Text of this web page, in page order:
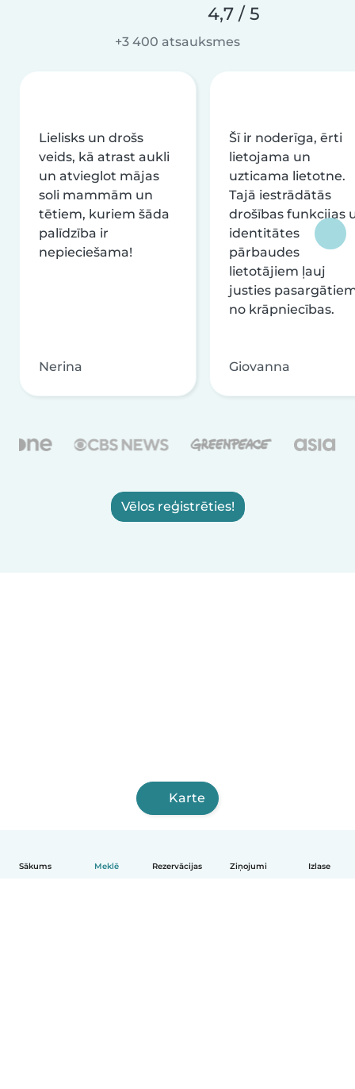
Sākums Meklē Rezervācijas Ziņojumi Izlase
4,7 / 5
+3 400 atsauksmes
Lielisks un drošs
veids, kā atrast aukli
un atvieglot mājas
soli mammām un
tētiem, kuriem šāda
palīdzība ir
nepieciešama!
Nerina
Šī ir noderīga, ērti
lietojama un
uzticama lietotne.
Tajā iestrādātās
drošības funkcijas
identitātes
pārbaudes
lietotājiem ļauj
justies
no krāpniecības.
Giovanna
Vēlos reģistrēties!
Karte